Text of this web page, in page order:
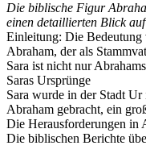
Die biblische Figur
einen detaillierten Blick
Einleitung: Die Bedeutung
Abraham, der als
Sara ist nicht nur
Saras Ursprünge
Sara wurde in der Stadt
Abraham gebracht, ein
Die Herausforderungen in
Die biblischen Berichte